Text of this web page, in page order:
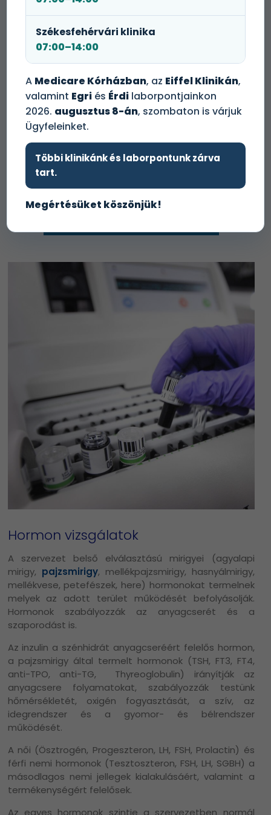
– a laborvizsgálatokat elrendelő – szakorvosától vagy
kezelőáorvostól kap.
Minden laborvizsgálati eredménnyel keresse fel
kezelőorvosát!
Időpontot foglalok!
Hormon vizsgálatok
A szervezet belső elválasztású mirigyei (agyalapi
mirigy, pajzsmirigy, mellékpajzsmirigy, hasnyálmirigy,
mellékvese, petefészek, here) hormonokat termelnek
melyek az adott terület működését befolyásolják.
Hormonok szabályozzák az anyagcserét és a
szaporodást is.
Az inzulin a szénhidrát anyagcseréért felelős hormon,
a pajzsmirigy által termelt hormonok (TSH, FT3, FT4,
anti-TPO, anti-TG, Thyreoglobulin) irányítják az
anyagcsere folyamatokat, szabályozzák testünk
hőmérsékletét, oxigén fogyasztását, a szív, az
idegrendszer és a gyomor- és bélrendszer
működését.
A női (Ösztrogén, Progeszteron, LH, FSH, Prolactin) és
férfi nemi hormonok (Tesztoszteron, FSH, LH, SGBH) a
másodlagos nemi jellegek kialakulásáért, valamint a
termékenységért felelősek.
Az egyes hormonok szintje a szervezetben normál
Székesfehérvári klinika
07:00–14:00
A Medicare Kórházban, az Eiffel Klinikán,
valamint Egri és Érdi laborpontjainkon
2026. augusztus 8-án, szombaton is várjuk
Ügyfeleinket.
Többi klinikánk és laborpontunk zárva
tart.
Megértésüket köszönjük!